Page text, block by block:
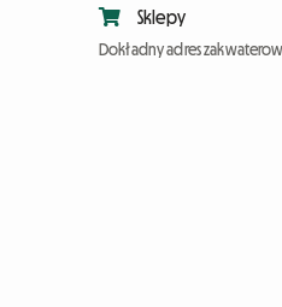
Sklepy
Dokładny adres